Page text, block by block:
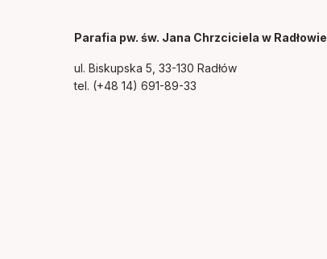
Parafia pw. św. Jana Chrzciciela w Radłowie
ul. Biskupska 5, 33-130 Radłów
tel. (+48 14) 691-89-33